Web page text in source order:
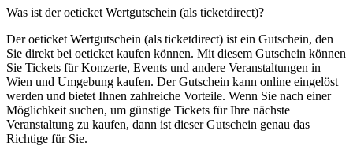
Was ist der oeticket Wertgutschein (als ticketdirect)?
Der oeticket Wertgutschein (als ticketdirect) ist ein Gutschein, den
Sie direkt bei oeticket kaufen können. Mit diesem Gutschein können
Sie Tickets für Konzerte, Events und andere Veranstaltungen in
Wien und Umgebung kaufen. Der Gutschein kann online eingelöst
werden und bietet Ihnen zahlreiche Vorteile. Wenn Sie nach einer
Möglichkeit suchen, um günstige Tickets für Ihre nächste
Veranstaltung zu kaufen, dann ist dieser Gutschein genau das
Richtige für Sie.